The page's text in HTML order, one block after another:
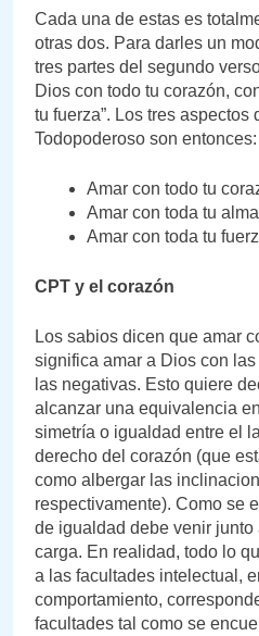
Cada una de estas es
otras dos. Para darles un
tres partes del segundo
Dios con todo tu corazón,
tu fuerza”. Los tres aspectos
Todopoderoso son entonces:
Amar con todo tu
Amar con toda tu alma
Amar con toda tu
CPT y el corazón
Los sabios dicen que amar
significa amar a Dios con
las negativas. Esto quiere
alcanzar una equivalencia
simetría o igualdad entre el
derecho del corazón (que
como albergar las
respectivamente). Como se
de igualdad debe venir
carga. En realidad, todo lo
a las facultades intelectual,
comportamiento,
facultades tal como se